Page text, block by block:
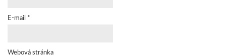
E-mail *
Webová stránka